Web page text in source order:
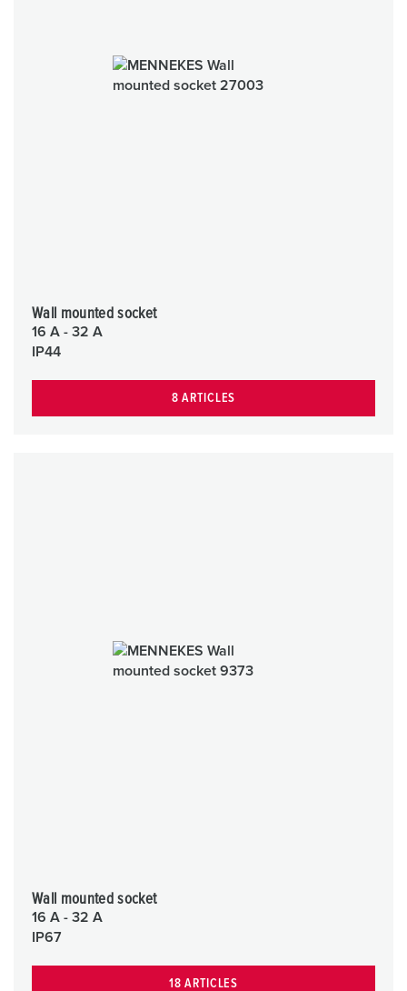
Wall mounted socket
16 A - 32 A
IP44
8 ARTICLES
Wall mounted socket
16 A - 32 A
IP67
18 ARTICLES